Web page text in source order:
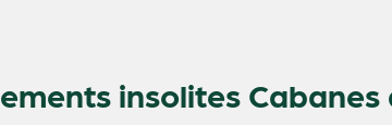
insolites